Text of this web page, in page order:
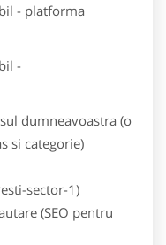
- platforma
-
dumneavoastra (o
si categorie)
sector-1)
(SEO pentru